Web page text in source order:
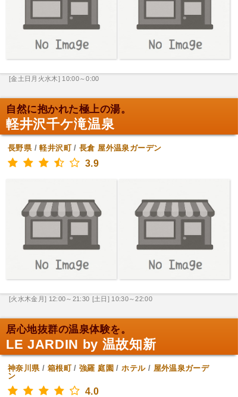
[金土日月火水木] 10:00～0:00
自然に抱かれた極上の湯。
軽井沢千ケ滝温泉
長野県/軽井沢町/長倉 屋外温泉ガーデン
3.9
[火水木金月] 12:00～21:30 [土日] 10:30～22:00
居心地抜群の温泉体験を。
LE JARDIN by 温故知新
神奈川県/ 箱根町/強羅 庭園 /ホテル/ 屋外温泉ガーデ
ン
4.0